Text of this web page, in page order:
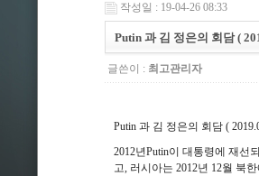
작성일 : 19-04-26 08:33
Putin 과 김 정은의 회담 (
글쓴이 : 최고관리자
Putin 과 김 정은의 회담(
2012년Putin이 대통령에 재선
고, 러시아는 2012년 12월 북